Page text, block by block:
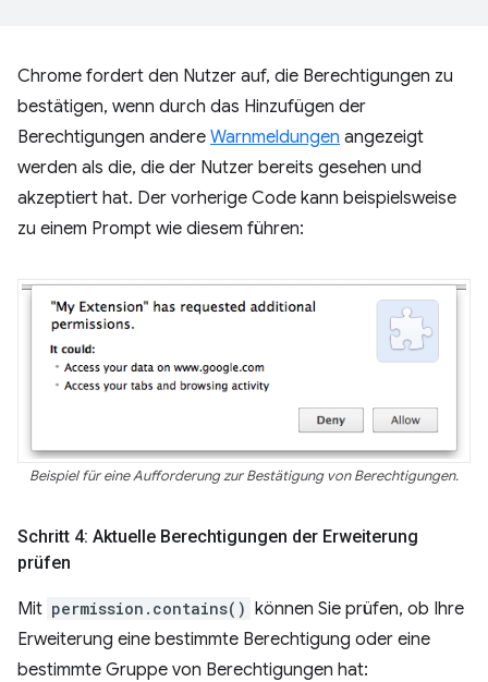
Chrome fordert den Nutzer auf, die Berechtigungen zu
bestätigen, wenn durch das Hinzufügen der
Berechtigungen andere Warnmeldungen angezeigt
werden als die, die der Nutzer bereits gesehen und
akzeptiert hat. Der vorherige Code kann beispielsweise
zu einem Prompt wie diesem führen:
Beispiel für eine Aufforderung zur Bestätigung von Berechtigungen.
Schritt 4: Aktuelle Berechtigungen der Erweiterung
prüfen
Mit permission.contains() können Sie prüfen, ob Ihre
Erweiterung eine bestimmte Berechtigung oder eine
bestimmte Gruppe von Berechtigungen hat: